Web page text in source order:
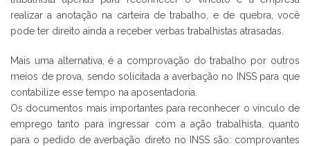
realizar a anotação na carteira de trabalho, e de quebra, você
pode ter direito ainda a receber verbas trabalhistas atrasadas.
Mais uma alternativa, é a comprovação do trabalho por outros
meios de prova, sendo solicitada a averbação no INSS para que
contabilize esse tempo na aposentadoria.
Os documentos mais importantes para reconhecer o vínculo de
emprego tanto para ingressar com a ação trabalhista, quanto
para o pedido de averbação direto no INSS são: comprovantes